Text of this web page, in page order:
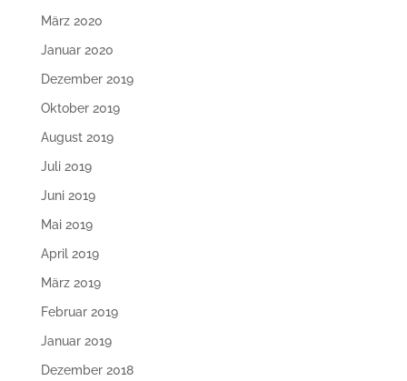
März 2020
Januar 2020
Dezember 2019
Oktober 2019
August 2019
Juli 2019
Juni 2019
Mai 2019
April 2019
März 2019
Februar 2019
Januar 2019
Dezember 2018